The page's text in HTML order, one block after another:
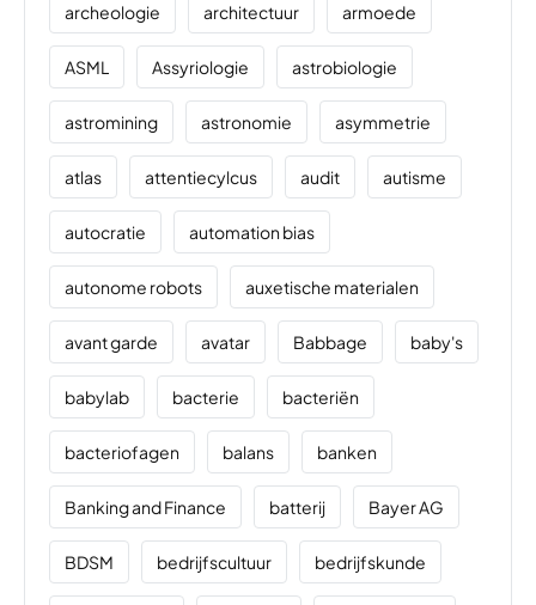
archeologie architectuur armoede
ASML Assyriologie astrobiologie
astromining astronomie asymmetrie
atlas attentiecylcus audit autisme
autocratie automation bias
autonome robots auxetische materialen
avant garde avatar Babbage baby's
babylab bacterie bacteriën
bacteriofagen balans banken
Banking and Finance batterij Bayer AG
BDSM bedrijfscultuur bedrijfskunde